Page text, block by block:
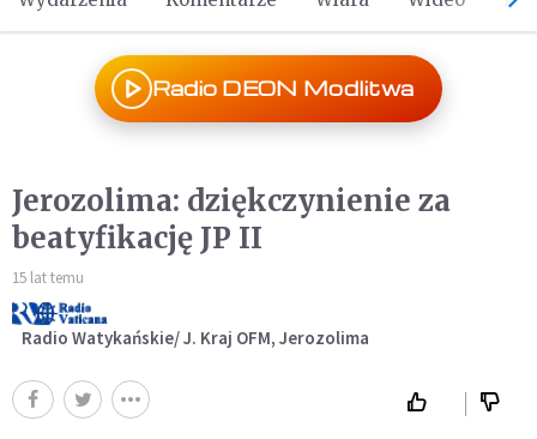
Radio DEON Modlitwa
Jerozolima: dziękczynienie za
beatyfikację JP II
15 lat temu
Radio Watykańskie/ J. Kraj OFM, Jerozolima